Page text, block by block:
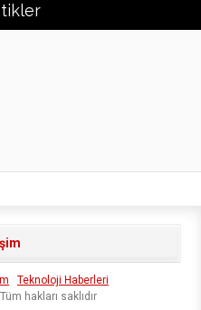
Teknoloji Haberleri
hakları saklıdır